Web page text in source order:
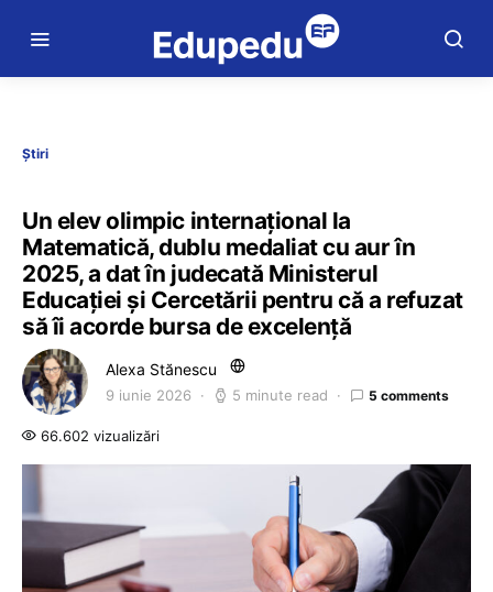
Știri
Un elev olimpic internațional la
Matematică, dublu medaliat cu aur în
2025, a dat în judecată Ministerul
Educaţiei şi Cercetării pentru că a refuzat
să îi acorde bursa de excelenţă
Alexa Stănescu
9 iunie 2026 5 minute read 5 comments
66.602 vizualizări